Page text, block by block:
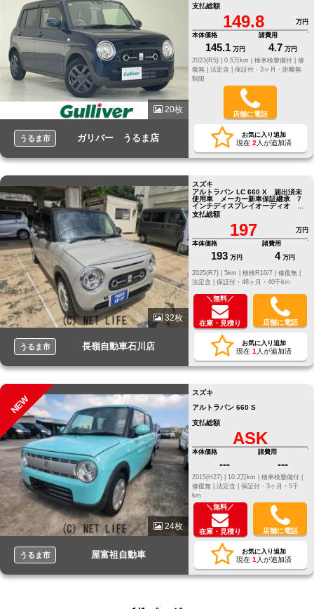
20枚
うるま市 ガリバー うるま店
支払総額
149.8
万円
本体価格
145.1 万円
諸費用
4.7 万円
2023(R5) |
0.5万km | 検車検整備付 | 修
復無 | 法定含 | 保証付・3ヶ月・距離無
制限
店舗に電話
お気に入り追加
現在 2 人が追加済
32枚
うるま市 長嶺自動車石川店
スズキ
アルトラパン LC 660 X 届出済未
使用車 メーカー新車保証継承 7
インチディスプレイオーディオ バ
ックカメラ
支払総額
197
万円
本体価格
193 万円
諸費用
4 万円
修復無 |
法定含 | 保証付・48ヶ月・40千km
＼無料／
在庫・見積り 店舗に電話
お気に入り追加
現在 1 人が追加済
NEW
24枚
うるま市 屋富祖自動車
スズキ
アルトラパン 660 S
支払総額
ASK
本体価格
---
諸費用
---
2015(H27) | 10.2万km |
検車検整備付 |
修復無 | 法定含 | 保証付・3ヶ月・5千
km
＼無料／
在庫・見積り 店舗に電話
お気に入り追加
現在 1 人が追加済